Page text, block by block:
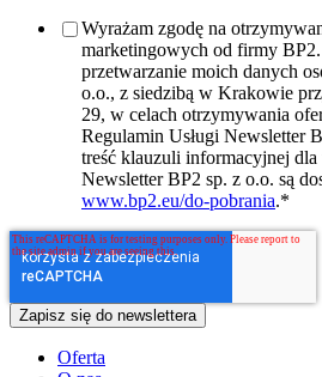
Wyrażam zgodę na
marketingowych od firmy BP2.
przetwarzanie moich danych
o.o., z siedzibą w Krakowie
29, w celach otrzymywania
Regulamin Usługi Newsletter
treść klauzuli informacyjnej
Newsletter BP2 sp. z o.o. są
www.bp2.eu/do-pobrania.*
Oferta